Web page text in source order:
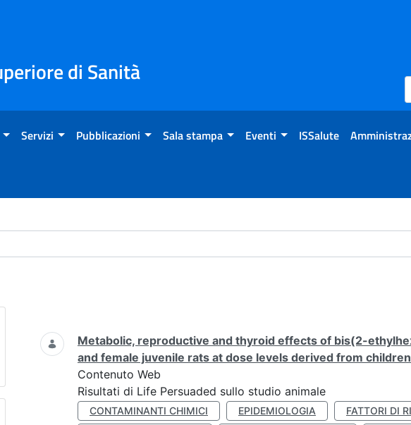
di Sanità
Servizi Pubblicazioni Sala stampa Eventi ISSalute
- Home
Ricerca
Metabolic, reproductive and thyroid effects of bis(2-
and female juvenile rats at dose levels derived from
Contenuto Web
Risultati di Life Persuaded sullo studio animale
CONTAMINANTI CHIMICI EPIDEMIOLOGIA
FATTORI DI